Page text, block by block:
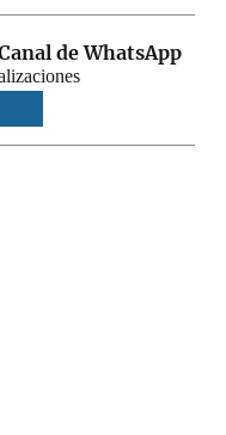
de WhatsApp